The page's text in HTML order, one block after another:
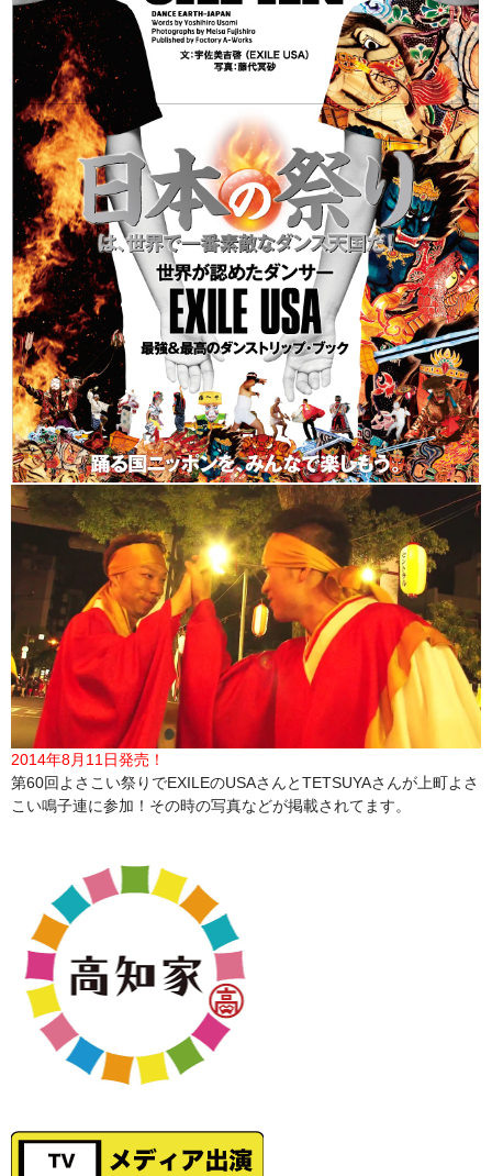
2014年8月11日発売！
第60回よさこい祭りでEXILEのUSAさんとTETSUYAさんが上町よさ
こい鳴子連に参加！その時の写真などが掲載されてます。